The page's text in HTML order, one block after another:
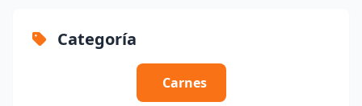
Categoría
Carnes